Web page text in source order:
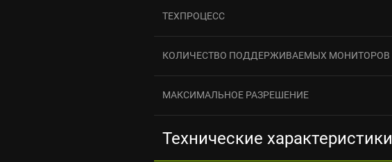
ТЕХПРОЦЕСС
КОЛИЧЕСТВО ПОДДЕРЖИВАЕМЫХ МОНИТОРОВ
МАКСИМАЛЬНОЕ РАЗРЕШЕНИЕ
Технические характеристики